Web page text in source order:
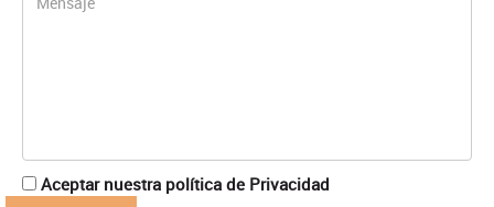
Aceptar nuestra política de Privacidad